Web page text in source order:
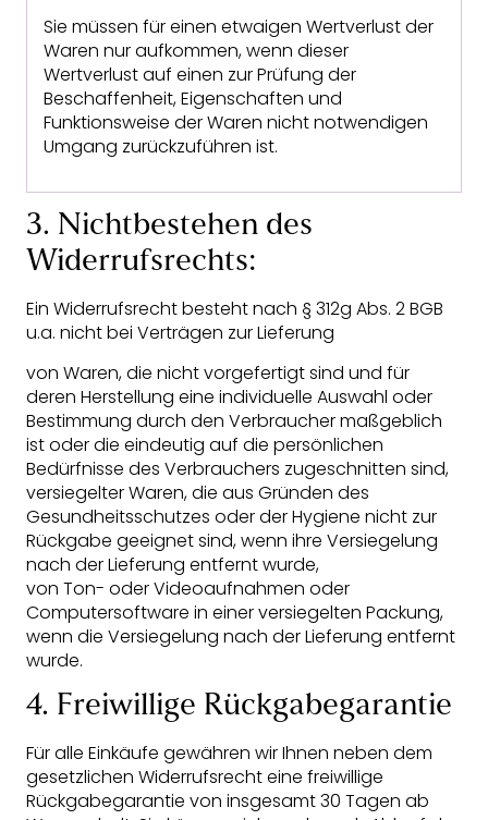
Sie müssen für einen etwaigen Wertverlust der
Waren nur aufkommen, wenn dieser
Wertverlust auf einen zur Prüfung der
Beschaffenheit, Eigenschaften und
Funktionsweise der Waren nicht notwendigen
Umgang zurückzuführen ist.
3. Nichtbestehen des
Widerrufsrechts:
Ein Widerrufsrecht besteht nach § 312g Abs. 2 BGB
u.a. nicht bei Verträgen zur Lieferung
von Waren, die nicht vorgefertigt sind und für
deren Herstellung eine individuelle Auswahl oder
Bestimmung durch den Verbraucher maßgeblich
ist oder die eindeutig auf die persönlichen
Bedürfnisse des Verbrauchers zugeschnitten sind,
versiegelter Waren, die aus Gründen des
Gesundheitsschutzes oder der Hygiene nicht zur
Rückgabe geeignet sind, wenn ihre Versiegelung
nach der Lieferung entfernt wurde,
von Ton- oder Videoaufnahmen oder
Computersoftware in einer versiegelten Packung,
wenn die Versiegelung nach der Lieferung entfernt
wurde.
4. Freiwillige Rückgabegarantie
Für alle Einkäufe gewähren wir Ihnen neben dem
gesetzlichen Widerrufsrecht eine freiwillige
Rückgabegarantie von insgesamt 30 Tagen ab